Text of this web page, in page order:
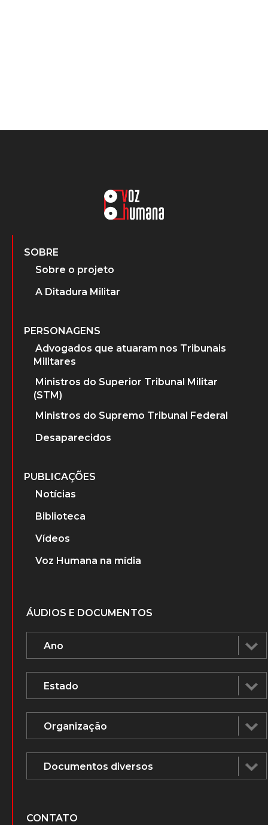
SOBRE
Sobre o projeto
A Ditadura Militar
PERSONAGENS
Advogados que atuaram nos Tribunais
Militares
Ministros do Superior Tribunal Militar
(STM)
Ministros do Supremo Tribunal Federal
Desaparecidos
PUBLICAÇÕES
Notícias
Biblioteca
Vídeos
Voz Humana na mídia
ÁUDIOS E DOCUMENTOS
CONTATO